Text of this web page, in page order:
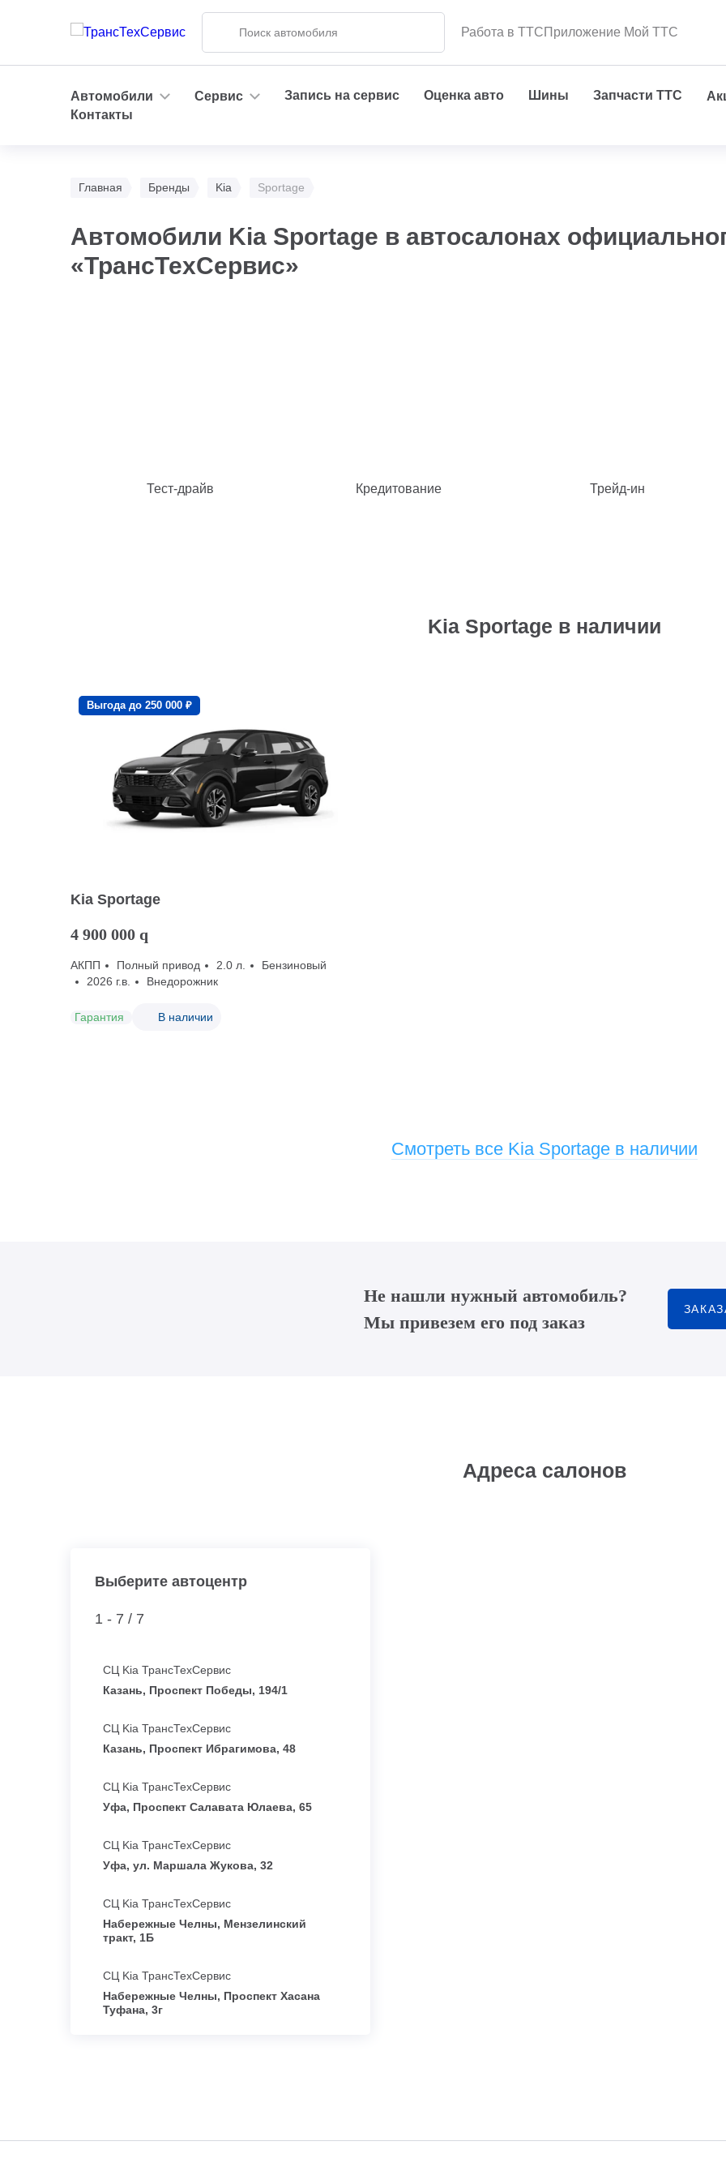
Работа в ТТСПриложение Мой ТТС
Автомобили Сервис Запись на сервис Оценка авто Шины Запчасти ТТС
Контакты
Главная Бренды Kia Sportage
Автомобили Kia Sportage в автосалонах
«ТрансТехСервис»
Тест-драйв Кредитование Трейд-ин
Kia Sportage в наличии
Выгода до 250 000 ₽
Kia Sportage
4 900 000 q
АКПП Полный привод 2.0 л.
Бензиновый
2026 г.в.
Внедорожник
Гарантия В наличии
Смотреть все Kia Sportage в наличии
Не нашли нужный автомобиль?
Мы привезем его под заказ
Адреса салонов
Выберите автоцентр
1 - 7 / 7
СЦ Kia ТрансТехСервис
Казань, Проспект Победы, 194/1
СЦ Kia ТрансТехСервис
Казань, Проспект Ибрагимова, 48
СЦ Kia ТрансТехСервис
Уфа, Проспект Салавата Юлаева, 65
СЦ Kia ТрансТехСервис
Уфа, ул. Маршала Жукова, 32
СЦ Kia ТрансТехСервис
Набережные Челны, Мензелинский
тракт, 1Б
СЦ Kia ТрансТехСервис
Набережные Челны, Проспект Хасана
Туфана, 3г